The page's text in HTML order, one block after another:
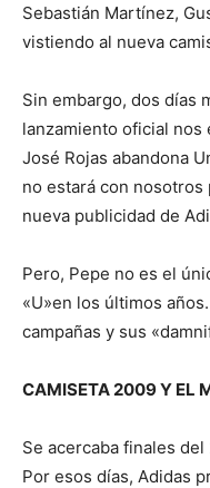
Sebastián Martínez,
vistiendo al nueva
Sin embargo, dos días
lanzamiento oficial
José Rojas abandona
no estará con
nueva publicidad de
Pero, Pepe no es el
«U»en los últimos
campañas y sus
CAMISETA 2009 Y EL
Se acercaba finales del
Por esos días, Adidas